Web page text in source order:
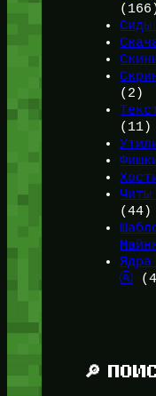
Сиды
(2)
(11)
(44)
Ядра
🚰
🔎